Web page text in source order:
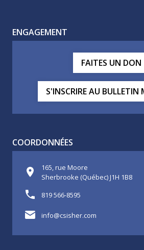
ENGAGEMENT
FAITES UN DON
S'INSCRIRE AU BULLETIN
COORDONNÉES
165, rue Moore
Sherbrooke (Québec) J1H 1B8
819 566-8595
info@csisher.com